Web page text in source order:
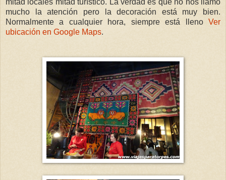
mitad locales mitad turístico. La verdad es que no nos llamó
mucho la atención pero la decoración está muy bien.
Normalmente a cualquier hora, siempre está lleno Ver
ubicación en Google Maps.